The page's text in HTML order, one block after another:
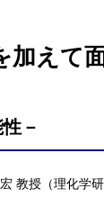
えて
－
教授（理化学